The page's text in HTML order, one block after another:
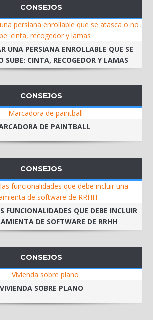
CONSEJOS
UNA PERSIANA ENROLLABLE QUE SE
SUBE: CINTA, RECOGEDOR Y LAMAS
CONSEJOS
DE PAINTBALL
CONSEJOS
FUNCIONALIDADES QUE DEBE INCLUIR
DE SOFTWARE DE RRHH
CONSEJOS
VIVIENDA SOBRE PLANO